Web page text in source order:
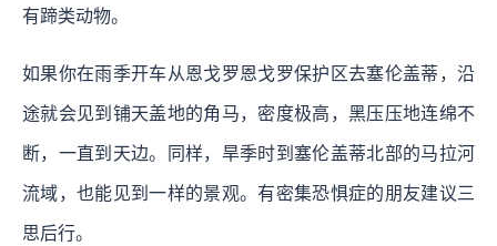
有蹄类动物。
如果你在雨季开车从恩戈罗恩戈罗保护区去塞伦盖蒂，沿
途就会见到铺天盖地的角马，密度极高，黑压压地连绵不
断，一直到天边。同样，旱季时到塞伦盖蒂北部的马拉河
流域，也能见到一样的景观。有密集恐惧症的朋友建议三
思后行。